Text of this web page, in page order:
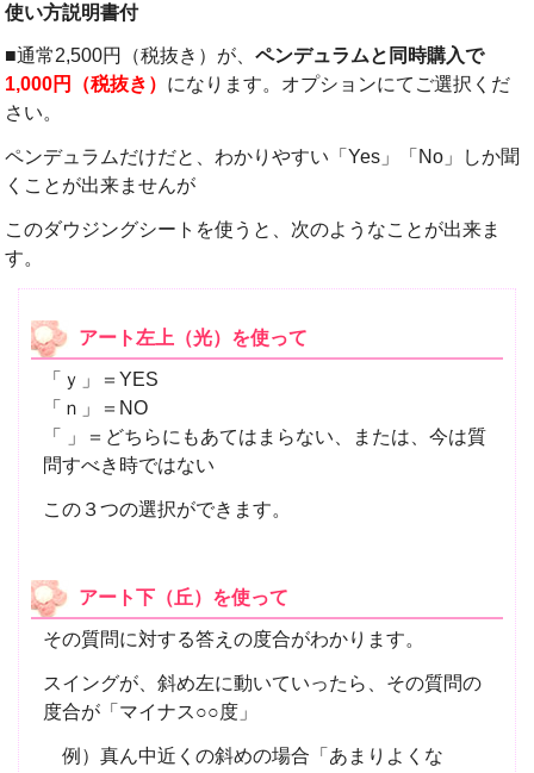
使い方説明書付
■通常2,500円（税抜き）が、ペンデュラムと同時購入で
1,000円（税抜き） になります。オプションにてご選択くだ
さい。
ペンデュラムだけだと、わかりやすい「Yes」「No」しか聞
くことが出来ませんが
このダウジングシートを使うと、次のようなことが出来ま
す。
アート左上（光）を使って
「ｙ」＝YES
「ｎ」＝NO
「 」＝どちらにもあてはまらない、または、今は質
問すべき時ではない
この３つの選択ができます。
アート下（丘）を使って
その質問に対する答えの度合がわかります。
スイングが、斜め左に動いていったら、その質問の
度合が「マイナス○○度」
例）真ん中近くの斜めの場合「あまりよくな